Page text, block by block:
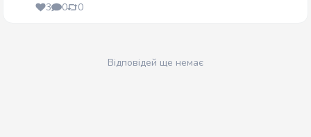
3 0 0
Відповідей ще немає